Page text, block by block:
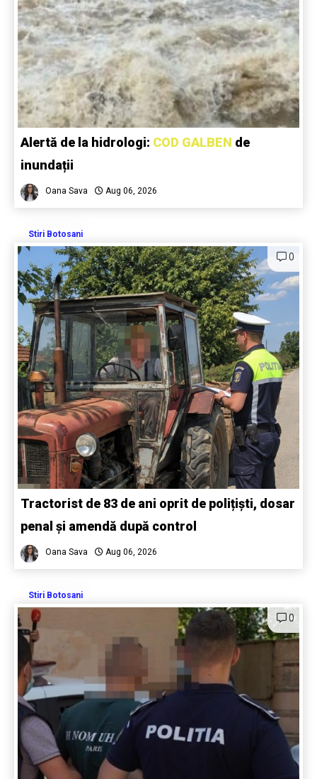
Alertă de la hidrologi: COD GALBEN de
inundații
Oana Sava Aug 06, 2026
Stiri Botosani
0
Tractorist de 83 de ani oprit de polițiști, dosar
penal și amendă după control
Oana Sava Aug 06, 2026
Stiri Botosani
0